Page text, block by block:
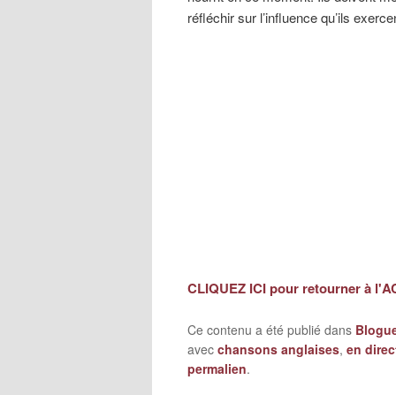
réfléchir sur l’influence qu’ils
CLIQUEZ ICI pour retourner à
Ce contenu a été publié dans
avec chansons anglaises, en
permalien.